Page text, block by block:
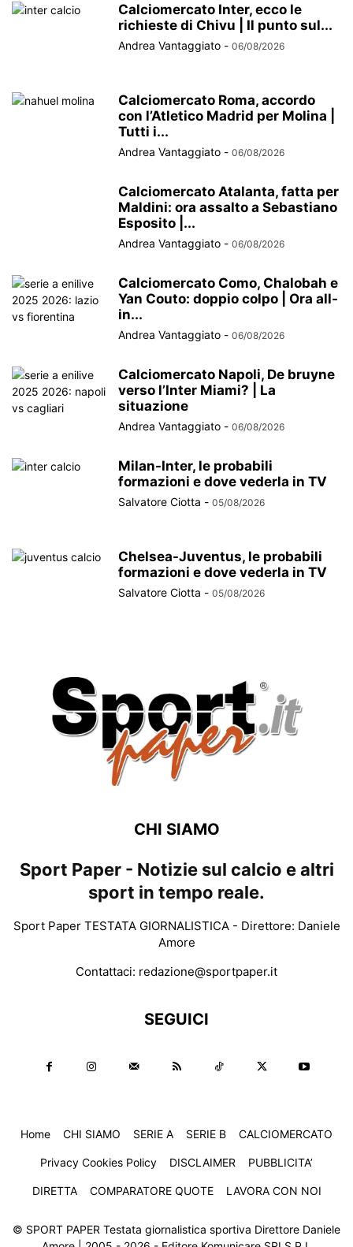
Calciomercato Inter, ecco le
richieste di Chivu | Il punto sul...
Andrea Vantaggiato - 06/08/2026
Calciomercato Roma, accordo
con l’Atletico Madrid per Molina |
Tutti i...
Andrea Vantaggiato - 06/08/2026
Calciomercato Atalanta, fatta per
Maldini: ora assalto a Sebastiano
Esposito |...
Andrea Vantaggiato - 06/08/2026
Calciomercato Como, Chalobah e
Yan Couto: doppio colpo | Ora all-
in...
Andrea Vantaggiato - 06/08/2026
Calciomercato Napoli, De bruyne
verso l’Inter Miami? | La
situazione
Andrea Vantaggiato - 06/08/2026
Milan-Inter, le probabili
formazioni e dove vederla in TV
Salvatore Ciotta - 05/08/2026
Chelsea-Juventus, le probabili
formazioni e dove vederla in TV
Salvatore Ciotta - 05/08/2026
CHI SIAMO
Sport Paper - Notizie sul calcio e altri
sport in tempo reale.
Sport Paper TESTATA GIORNALISTICA - Direttore: Daniele
Amore
Contattaci: redazione@sportpaper.it
SEGUICI
Home CHI SIAMO SERIE A SERIE B CALCIOMERCATO
Privacy Cookies Policy DISCLAIMER PUBBLICITA’
DIRETTA COMPARATORE QUOTE LAVORA CON NOI
© SPORT PAPER Testata giornalistica sportiva Direttore Daniele